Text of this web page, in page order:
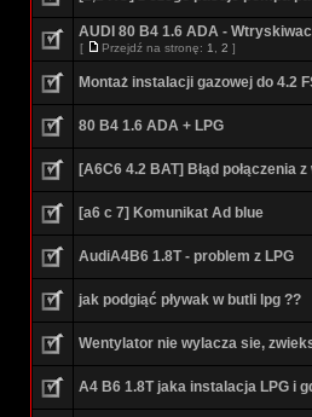
AUDI 80 B4 1.6 ADA -
[ Przejdź na stronę: 1 2 ]
Montaż instalacji gazowej do 4.2
80 B4 1.6 ADA + LPG
[A6C6 4.2 BAT] Błąd połączenia
[a6 c 7] Komunikat Ad blue
AudiA4B6 1.8T - problem z LPG
jak podgiąć pływak w butli lpg ??
Wentylator nie wylacza sie,
A4 B6 1.8T jaka instalacja LPG i